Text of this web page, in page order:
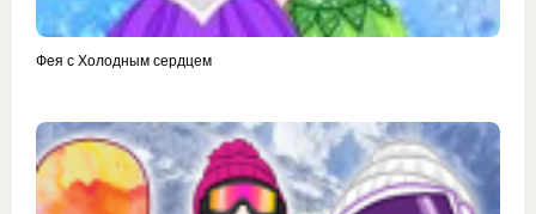
Фея с Холодным сердцем